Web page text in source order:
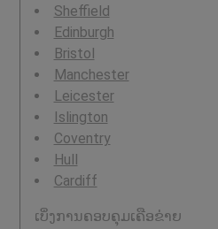
Sheffield
Edinburgh
Bristol
Manchester
Leicester
Islington
Coventry
Hull
Cardiff
ເບິ່ງການຄອບຄຸມເຄືອຂ່າຍ